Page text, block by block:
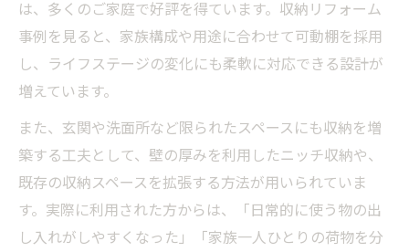
は、多くのご家庭で好評を得ています。収納リフォーム
事例を見ると、家族構成や用途に合わせて可動棚を採用
し、ライフステージの変化にも柔軟に対応できる設計が
増えています。
また、玄関や洗面所など限られたスペースにも収納を増
築する工夫として、壁の厚みを利用したニッチ収納や、
既存の収納スペースを拡張する方法が用いられていま
す。実際に利用された方からは、「日常的に使う物の出
し入れがしやすくなった」「家族一人ひとりの荷物を分